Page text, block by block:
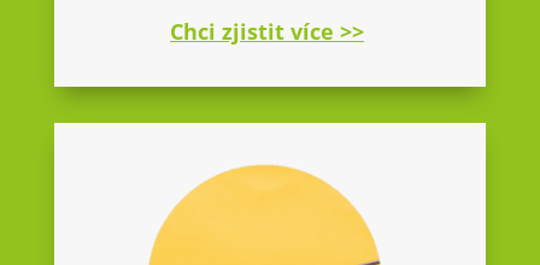
Chci zjistit více >>